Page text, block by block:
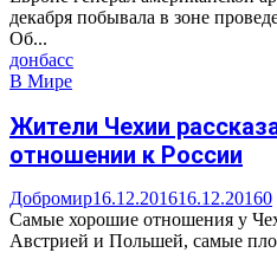
декабря побывала в зоне
Об...
донбасс
В Мире
Жители Чехии
отношении к России
Добромир16.12.201616.12.20160
Самые хорошие отношения у
Австрией и Польшей, самые